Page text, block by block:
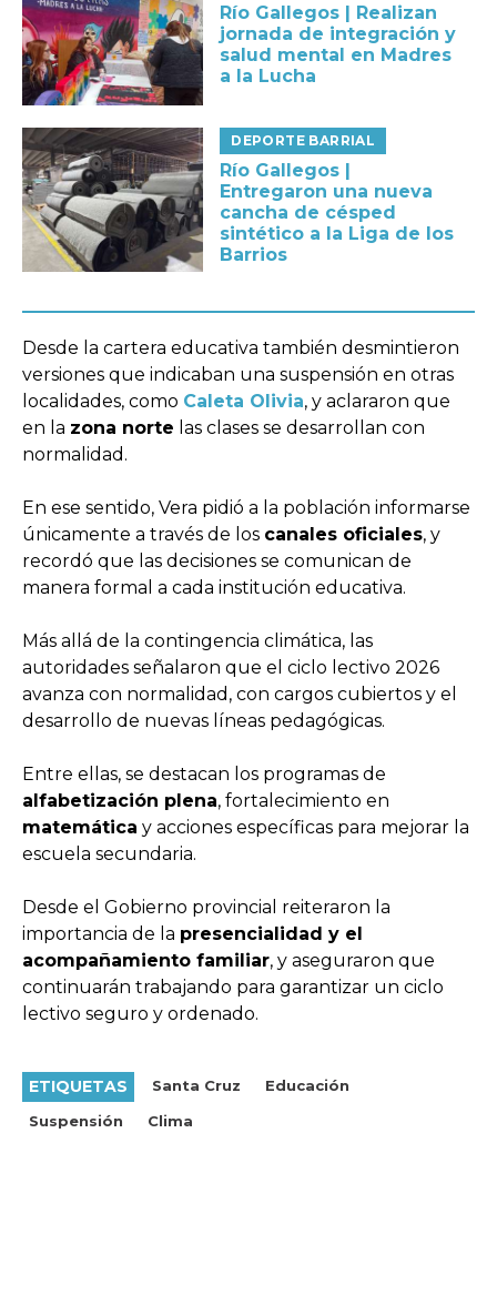
Río Gallegos | Realizan
jornada de integración y
salud mental en Madres
a la Lucha
DEPORTE BARRIAL
Río Gallegos |
Entregaron una nueva
cancha de césped
sintético a la Liga de los
Barrios
Desde la cartera educativa también desmintieron
versiones que indicaban una suspensión en otras
localidades, como Caleta Olivia, y aclararon que
en la zona norte las clases se desarrollan con
normalidad.
En ese sentido, Vera pidió a la población informarse
únicamente a través de los canales oficiales, y
recordó que las decisiones se comunican de
manera formal a cada institución educativa.
Más allá de la contingencia climática, las
autoridades señalaron que el ciclo lectivo 2026
avanza con normalidad, con cargos cubiertos y el
desarrollo de nuevas líneas pedagógicas.
Entre ellas, se destacan los programas de
alfabetización plena, fortalecimiento en
matemática y acciones específicas para mejorar la
escuela secundaria.
Desde el Gobierno provincial reiteraron la
importancia de la presencialidad y el
acompañamiento familiar, y aseguraron que
continuarán trabajando para garantizar un ciclo
lectivo seguro y ordenado.
ETIQUETAS Santa Cruz
Educación
Suspensión
Clima